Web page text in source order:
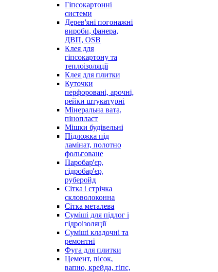
Гіпсокартонні
системи
Дерев'яні погонажні
вироби, фанера,
ДВП, OSB
Клея для
гіпсокартону та
теплоізоляції
Клея для плитки
Куточки
перфоровані, арочні,
рейки штукатурні
Мінеральна вата,
пінопласт
Мішки будівельні
Підложка під
ламінат, полотно
фольговане
Паробар'єр,
гідробар'єр,
руберойд
Сітка і стрічка
скловолоконна
Сітка металева
Суміші для підлог і
гідроізоляції
Суміші кладочні та
ремонтні
Фуга для плитки
Цемент, пісок,
вапно, крейда, гіпс,